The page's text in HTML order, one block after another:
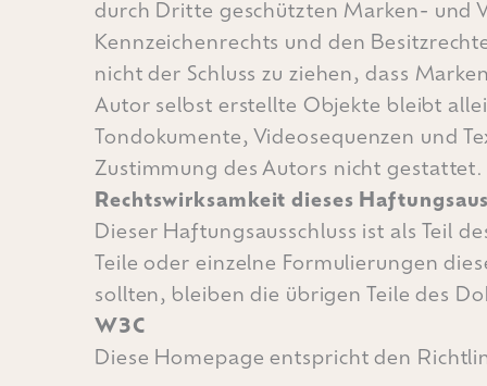
durch Dritte geschützten Marken- und
Kennzeichenrechts und den
nicht der Schluss zu ziehen, dass
Autor selbst erstellte Objekte bleibt
Tondokumente, Videosequenzen und
Zustimmung des Autors nicht gestattet.
Rechtswirksamkeit dieses
Dieser Haftungsausschluss ist als Teil
Teile oder einzelne Formulierungen
sollten, bleiben die übrigen Teile des
W3C
Diese Homepage entspricht den